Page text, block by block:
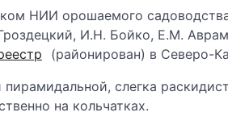
НИИ орошаемого
И.Н. Бойко, Е.М.
(районирован) в Северо-
пирамидальной, слегка
на кольчатках.